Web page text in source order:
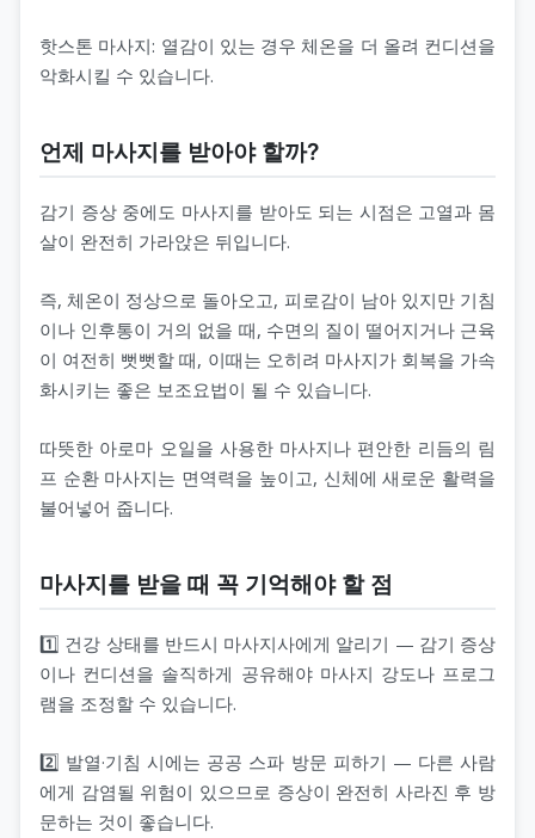
핫스톤 마사지: 열감이 있는 경우 체온을 더 올려 컨디션을
악화시킬 수 있습니다.
언제 마사지를 받아야 할까?
감기 증상 중에도 마사지를 받아도 되는 시점은 고열과 몸
살이 완전히 가라앉은 뒤입니다.
즉, 체온이 정상으로 돌아오고, 피로감이 남아 있지만 기침
이나 인후통이 거의 없을 때, 수면의 질이 떨어지거나 근육
이 여전히 뻣뻣할 때, 이때는 오히려 마사지가 회복을 가속
화시키는 좋은 보조요법이 될 수 있습니다.
따뜻한 아로마 오일을 사용한 마사지나 편안한 리듬의 림
프 순환 마사지는 면역력을 높이고, 신체에 새로운 활력을
불어넣어 줍니다.
마사지를 받을 때 꼭 기억해야 할 점
1️⃣ 건강 상태를 반드시 마사지사에게 알리기 — 감기 증상
이나 컨디션을 솔직하게 공유해야 마사지 강도나 프로그
램을 조정할 수 있습니다.
2️⃣ 발열·기침 시에는 공공 스파 방문 피하기 — 다른 사람
에게 감염될 위험이 있으므로 증상이 완전히 사라진 후 방
문하는 것이 좋습니다.